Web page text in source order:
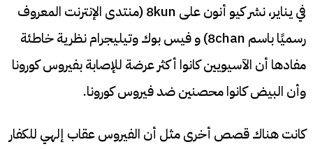
في يناير، نشر كيو أنون على 8kun (منتدى الإنترنت المعروف
رسميًا باسم 8chan) و فيس بوك وتيليجرام نظرية خاطئة
مفادها أن الآسيويين كانوا أكثر عرضة للإصابة بفيروس كورونا
وأن البيض كانوا محصنين ضد فيروس كورونا.
كانت هناك قصص أخرى مثل أن الفيروس عقاب إلهي للكفار